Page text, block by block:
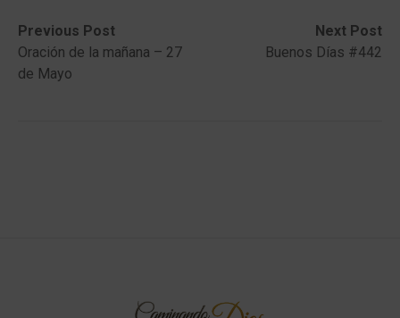
Post
navigation
Previous Post
Previous
post:Oración de la mañana – 27
de Mayo
Next Post
Next
post:
Buenos Días #442